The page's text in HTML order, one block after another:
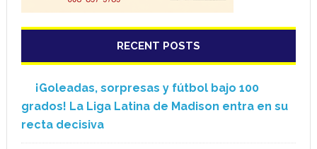
RECENT POSTS
¡Goleadas, sorpresas y fútbol bajo 100
grados! La Liga Latina de Madison entra en su
recta decisiva